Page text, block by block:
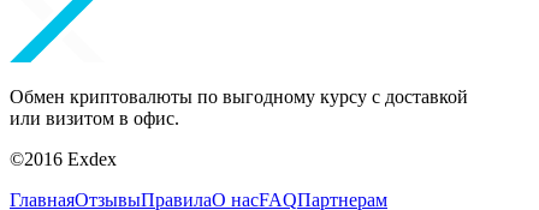
Обмен криптовалюты по выгодному курсу с доставкой
или визитом в офис.
©2016 Exdex
ГлавнаяОтзывыПравилаО насFAQПартнерам